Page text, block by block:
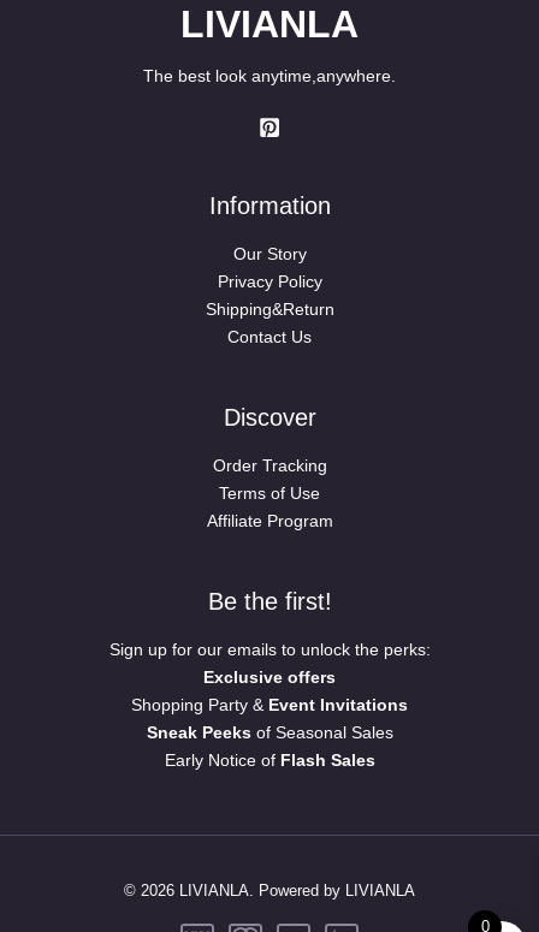
LIVIANLA
The best look anytime,anywhere.
Information
Our Story
Privacy Policy
Shipping&Return
Contact Us
Discover
Order Tracking
Terms of Use
Affiliate Program
Be the first!
Sign up for our emails to unlock the perks:
Exclusive offers
Shopping Party & Event Invitations
Sneak Peeksof Seasonal Sales
Early Notice of Flash Sales
© 2026 LIVIANLA. Powered by LIVIANLA
0